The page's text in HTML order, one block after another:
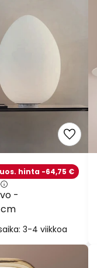
-
hinta -64,75 €
3-4 viikkoa